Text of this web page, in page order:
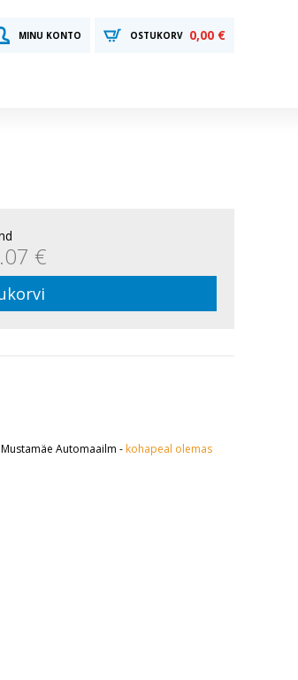
MINU KONTO OSTUKORV 0,00 €
€
Mustamäe Automaailm - kohapeal olemas